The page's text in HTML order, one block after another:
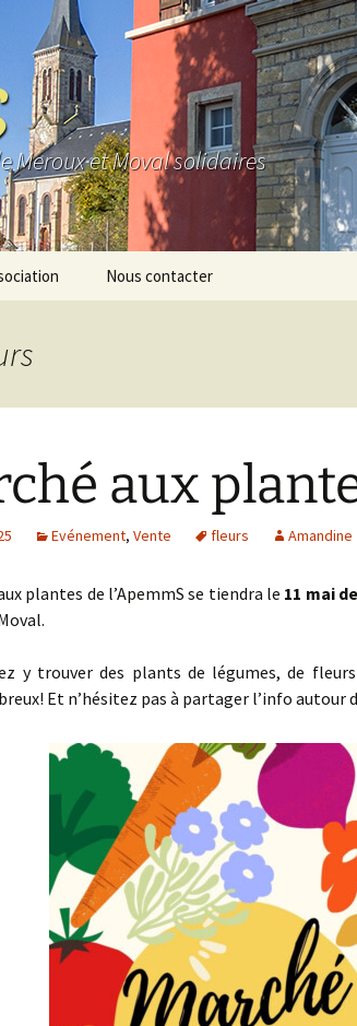
Meroux et Moval solidaires
Nous contacter
aux
Evénement, Vente fleurs Amandine
plantes de l’ApemmS se tiendra le 11 mai
y trouver des plants de légumes, de
Et n’hésitez pas à partager l’info autour